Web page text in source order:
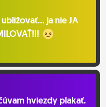
ja nie JA
hviezdy plakať.